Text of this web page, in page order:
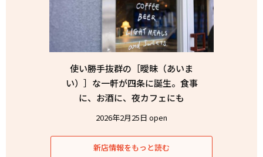
使い勝手抜群の［曖昧（あいま
い）］な一軒が四条に誕生。食事
に、お酒に、夜カフェにも
2026年2月25日 open
新店情報をもっと読む